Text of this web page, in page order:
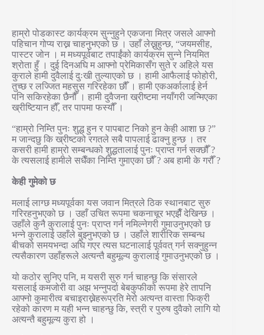
हाम्रो पोडकास्ट कार्यक्रम सुन्नुहुने एकजना मित्र जसले आफ्नो
पहिचान गोप्य राख्न चाहनुभएको छ । उहाँ लेख्नुहुन्छ, “जयमसीह,
पास्टर जोन । म मध्यपूर्वबाट तपाईंको कार्यक्रम सुन्ने नियमित
श्रोता हुँ । दुई दिनअघि म आफ्नो प्रेमिकासँग सुते र अहिले यस
कुराले हामी दुवैलाई दुःखी तुल्याएको छ । हामी आफैलाई फोहोरी,
तुच्छ र लज्जित महसुस गरिरहेका छौँ । हामी एकअर्कालाई हेर्न
पनि सकिरहेका छैनौँ । हामी दुवैजना ख्रीष्टमा नयाँगरी जन्मिएका
ख्रीष्टियान हौँ, तर पापमा फस्यौँ ।
“हाम्रो निम्ति पुनः शुद्ध हुन र पापबाट निको हुन केही आशा छ ?”
म जान्दछु कि ख्रीष्टको रगतले सबै पापलाई ढाक्नु हुन्छ । तर
कसरी हामी हाम्रो सम्बन्धको शुद्धतालाई पुनः प्राप्त गर्न सक्छौँ ?
के त्यसलाई हामीले सधैँका निम्ति गुमाएका छौँ ? अब हामी के गरौँ ?
केही गुमेको छ
मलाई लाग्छ मध्यपूर्वका यस जवान मित्रले ठिक स्थानबाट सुरु
गरिरहनुभएको छ । उहाँ उचित रूपमा चकनाचूर भएझैँ देखिन्छ ।
उहाँले कुनै कुरालाई पुनः प्राप्त गर्न नमिल्नेगरी गुमाउनुभएको छ
भन्ने कुरालाई उहाँले बुझ्नुभएको छ । उहाँले शारीरिक सम्बन्ध
बीचको समयभन्दा अघि गएर त्यस घटनालाई पूर्ववत् गर्न सक्नुहुन्न
त्यसैकारण उहाँहरूले अत्यन्तै बहुमूल्य कुरालाई गुमाउनुभएको छ ।
यो कठोर सुनिए पनि, म यसरी सुरु गर्न चाहन्छु कि संसारले
यसलाई कमजोरी वा अझ भन्नुपर्दा बेबकुफीको रूपमा हेरे तापनि
आफ्नो कुमारीत्व बचाइराख्नेहरूप्रति मेरो अत्यन्त वास्ता फिक्री
रहेको कारण म यही भन्न चाहन्छु कि, स्त्री र पुरुष दुवैको लागि यो
अत्यन्तै बहुमूल्य कुरा हो ।